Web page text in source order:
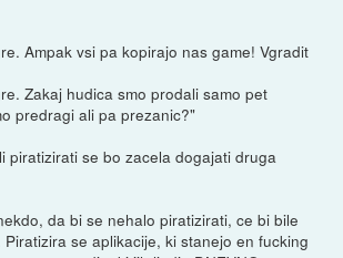
Ampak vsi pa kopirajo nas game! Vgradit
Zakaj hudica smo prodali samo pet
predragi ali pa prezanic?"
piratizirati se bo zacela dogajati druga
da bi se nehalo piratizirati, ce bi bile
se aplikacije, ki stanejo en fucking